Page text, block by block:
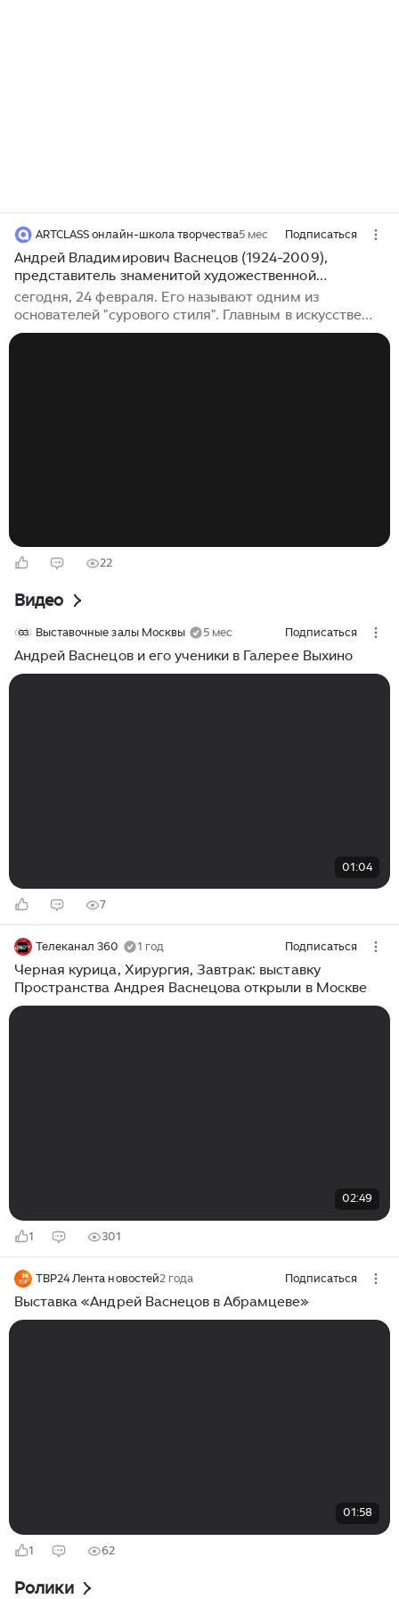
ARTCLASS онлайн-школа творчества5 мес Подписаться
Андрей Владимирович Васнецов (1924-2009),
представитель знаменитой художественной
династии, внук Виктора Михайловича Васнецова,
родился
сегодня, 24 февраля. Его называют одним из
основателей "сурового стиля". Главным в искусстве
живописец считал структуру, форму, соотношение
22
Видео
Выставочные залы Москвы 5 мес Подписаться
Андрей Васнецов и его ученики в Галерее Выхино
01:04
7
Телеканал 360 1 год Подписаться
Черная курица, Хирургия, Завтрак: выставку
Пространства Андрея Васнецова открыли в Москве
02:49
1 301
ТВР24 Лента новостей2 года Подписаться
Выставка «Андрей Васнецов в Абрамцеве»
01:58
1 62
Ролики